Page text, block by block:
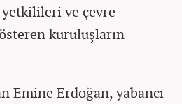
ve çevre
kuruluşların
Emine Erdoğan, yabancı